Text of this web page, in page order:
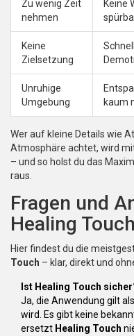
Zu wenig Zeit
nehmen
Keine
Keine
Zielsetzung
Unruhige
Umgebung
kaum
Wer auf kleine Details wie
Atmosphäre achtet, wird
– und so holst du das
raus.
Fragen und
Healing Touch
Hier findest du die
Touch – klar, direkt und
Ist Healing Touch
Ja, die Anwendung gilt
wird. Es gibt keine
ersetzt Healing Touch